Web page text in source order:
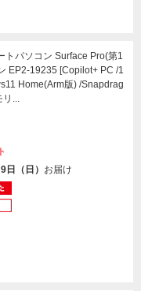
パソコン Surface Pro(第1
EP2-19235 [Copilot+ PC /1
Home(Arm版) /Snapdrag
リ...
日（日） お届け